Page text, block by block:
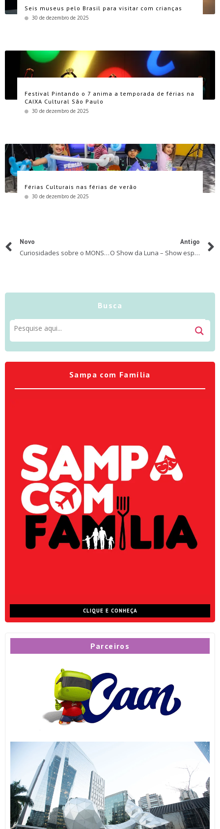
Seis museus pelo Brasil para visitar com crianças
30 de dezembro de 2025
Festival Pintando o 7 anima a temporada de férias na
CAIXA Cultural São Paulo
30 de dezembro de 2025
Férias Culturais nas férias de verão
30 de dezembro de 2025
Novo
Curiosidades sobre o MONSTER JAM®
Antigo
O Show da Luna – Show especial de Natal
Busca
Sampa com Família
CLIQUE E CONHEÇA
Parceiros